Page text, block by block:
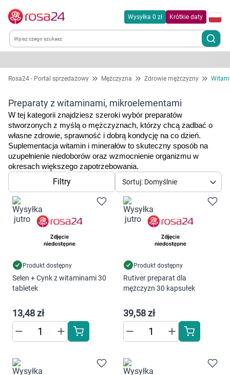
Wysyłka 0 zł Krótkie daty
Kategorie
Chemia gospodarcza
Dla zwierząt
Dom i ogród
Kobieta w ciąży i mama
Kosmetyki
Mężczyzna
Zdrowy styl życia
Zabawki
Rosa24 - Portal sprzedażowy Mężczyzna Zdrowie mężczyzny
Preparaty z witaminami, mikroelementami
W tej kategorii znajdziesz szeroki wybór preparatów
stworzonych z myślą o mężczyznach, którzy chcą zadbać o
własne zdrowie, sprawność i dobrą kondycję na co dzień.
Suplementacja witamin i minerałów to skuteczny sposób na
uzupełnienie niedoborów oraz wzmocnienie organizmu w
okresach większego zapotrzebowania.
Filtry Sortuj: Domyślnie
Produkt dostępny
Selen + Cynk z witaminami 30
tabletek
13,48 zł
Produkt dostępny
Rutiver preparat dla
mężczyzn 30 kapsułek
39,58 zł